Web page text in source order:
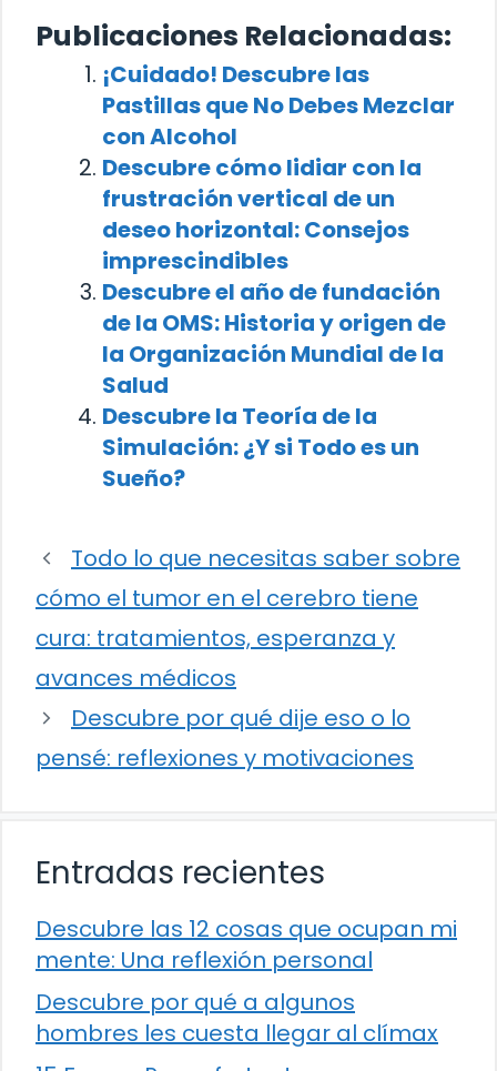
Publicaciones Relacionadas:
¡Cuidado! Descubre las
Pastillas que No Debes Mezclar
con Alcohol
Descubre cómo lidiar con la
frustración vertical de un
deseo horizontal: Consejos
imprescindibles
Descubre el año de fundación
de la OMS: Historia y origen de
la Organización Mundial de la
Salud
Descubre la Teoría de la
Simulación: ¿Y si Todo es un
Sueño?
Todo lo que necesitas saber sobre
cómo el tumor en el cerebro tiene
cura: tratamientos, esperanza y
avances médicos
Descubre por qué dije eso o lo
pensé: reflexiones y motivaciones
Entradas recientes
Descubre las 12 cosas que ocupan mi
mente: Una reflexión personal
Descubre por qué a algunos
hombres les cuesta llegar al clímax